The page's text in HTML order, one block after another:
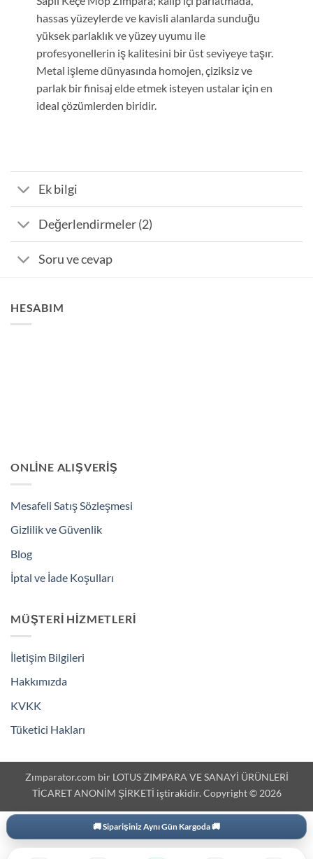
hassas yüzeylerde ve kavisli alanlarda sunduğu
yüksek parlaklık ve yüzey uyumu ile
profesyonellerin iş kalitesini bir üst seviyeye taşır.
Metal işleme dünyasında homojen, çiziksiz ve
parlak bir finisaj elde etmek isteyen ustalar için en
ideal çözümlerden biridir.
Ek bilgi
Değerlendirmeler (2)
Soru ve cevap
HESABIM
ONLINE ALIŞVERIŞ
Mesafeli Satış Sözleşmesi
Gizlilik ve Güvenlik
Blog
İptal ve İade Koşulları
MÜŞTERI HIZMETLERI
İletişim Bilgileri
Hakkımızda
KVKK
Tüketici Hakları
Zımparator.com bir LOTUS ZIMPARA VE SANAYİ ÜRÜNLERİ
TİCARET ANONİM ŞİRKETİ iştirakidir. Copyright © 2026
🚚 Siparişiniz Aynı Gün Kargoda 🚚